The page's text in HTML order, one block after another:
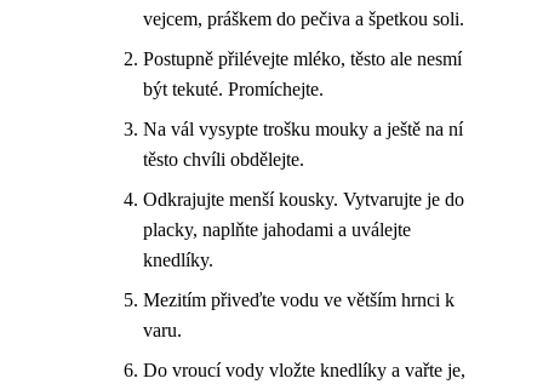
vejcem, práškem do pečiva a špetkou soli.
Postupně přilévejte mléko, těsto ale nesmí
být tekuté. Promíchejte.
Na vál vysypte trošku mouky a ještě na ní
těsto chvíli obdělejte.
Odkrajujte menší kousky. Vytvarujte je do
placky, naplňte jahodami a uválejte
knedlíky.
Mezitím přiveďte vodu ve větším hrnci k
varu.
Do vroucí vody vložte knedlíky a vařte je,